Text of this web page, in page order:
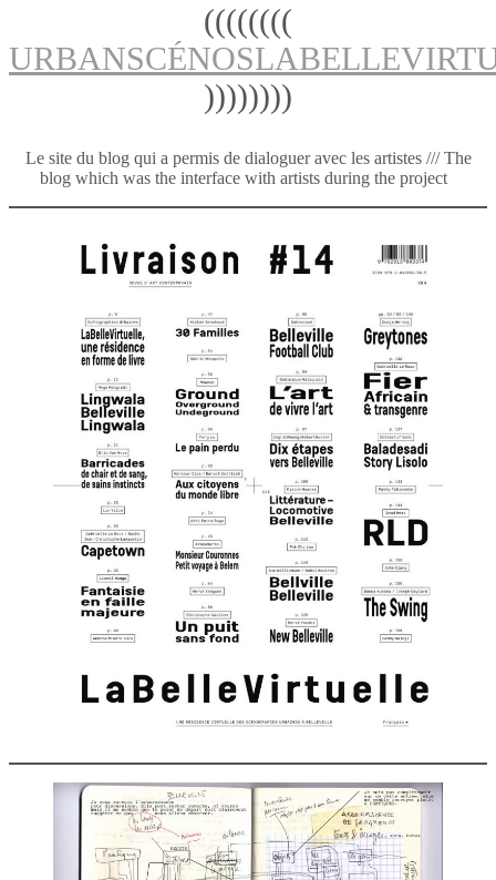
((((((((
))))))))
Le site du blog qui a permis de dialoguer avec les artistes /// The
blog which was the interface with artists during the project